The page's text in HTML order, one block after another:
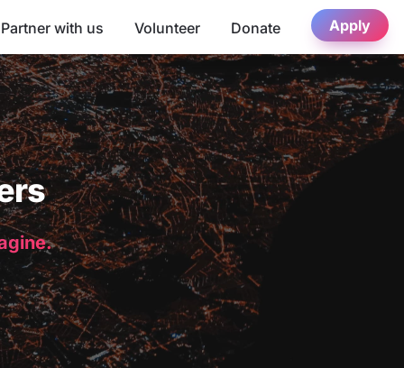
Partner with us Volunteer Donate Apply